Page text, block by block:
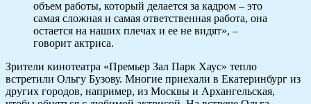
объем работы, который делается за кадром – это
самая сложная и самая ответственная работа, она
остается на наших плечах и ее не видят», –
говорит актриса.
Зрители кинотеатра «Премьер Зал Парк Хаус» тепло
встретили Ольгу Бузову. Многие приехали в Екатеринбург из
других городов, например, из Москвы и Архангельская,